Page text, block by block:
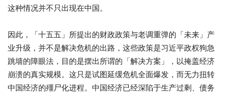
这种情况并不只出现在中国。
因此，「十五五」所提出的财政政策与老调重弹的「未来」产
业升级，并不是解决危机的出路，这些政策是习近平政权狗急
跳墙的障眼法，目的是摆出所谓的「解决方案」，以掩盖经济
崩溃的真实规模。这只是试图延缓危机全面爆发，而无力扭转
中国经济的殭尸化进程。中国经济已经深陷于生产过剩、债务